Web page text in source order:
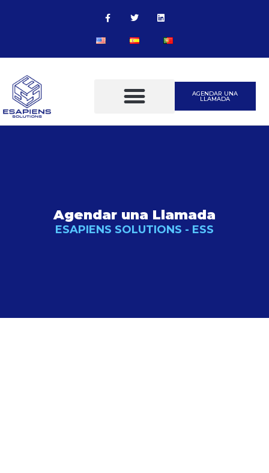
AGENDAR UNA
LLAMADA
Agendar una Llamada
ESAPIENS SOLUTIONS - ESS